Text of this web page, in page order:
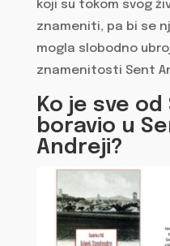
koji su tokom svog
znameniti, pa bi se
mogla slobodno
znamenitosti Sent
Ko je sve od
boravio u
Andreji?